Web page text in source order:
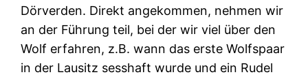
Dörverden. Direkt angekommen, nehmen wir
an der Führung teil, bei der wir viel über den
Wolf erfahren, z.B. wann das erste Wolfspaar
in der Lausitz sesshaft wurde und ein Rudel